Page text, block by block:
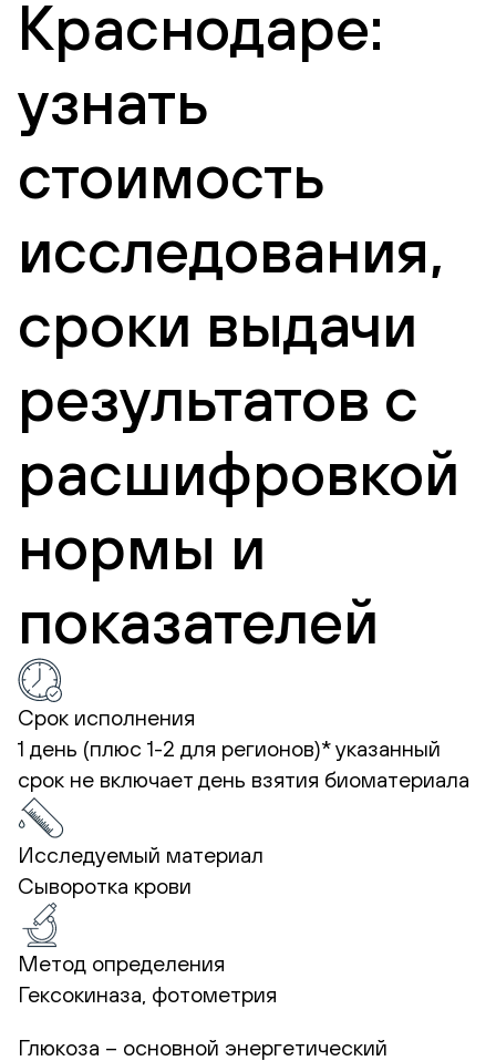
Краснодаре:
узнать
стоимость
исследования,
сроки выдачи
результатов с
расшифровкой
нормы и
показателей
Срок исполнения
1 день (плюс 1-2 для регионов)*указанный
срок не включает день взятия биоматериала
Исследуемый материал
Сыворотка крови
Метод определения
Гексокиназа, фотометрия
Глюкоза – основной энергетический